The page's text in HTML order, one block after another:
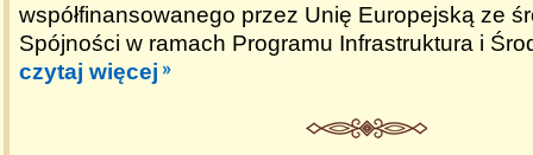
współfinansowanego przez Unię Europejską ze
Spójności w ramach Programu Infrastruktura i
czytaj więcej